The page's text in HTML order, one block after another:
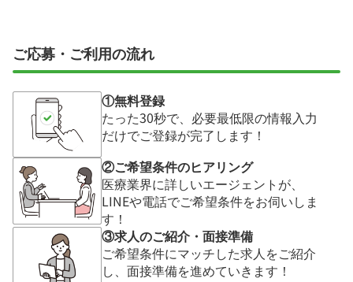
ご応募・ご利用の流れ
①無料登録
たった30秒で、必要最低限の情報入力
だけでご登録が完了します！
②ご希望条件のヒアリング
医療業界に詳しいエージェントが、
LINEや電話でご希望条件をお伺いしま
す！
③求人のご紹介・面接準備
ご希望条件にマッチした求人をご紹介
し、面接準備を進めていきます！